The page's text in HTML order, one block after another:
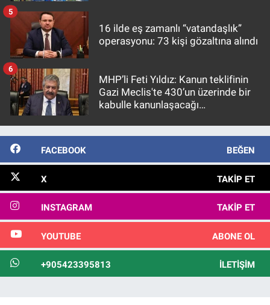
16 ilde eş zamanlı “vatandaşlık”
operasyonu: 73 kişi gözaltına alındı
5
MHP’li Feti Yıldız: Kanun teklifinin
Gazi Meclis'te 430’un üzerinde bir
kabulle kanunlaşacağı
6
FACEBOOK BEĞEN
X TAKIP ET
INSTAGRAM TAKIP ET
YOUTUBE ABONE OL
+905423395813 İLETIŞIM